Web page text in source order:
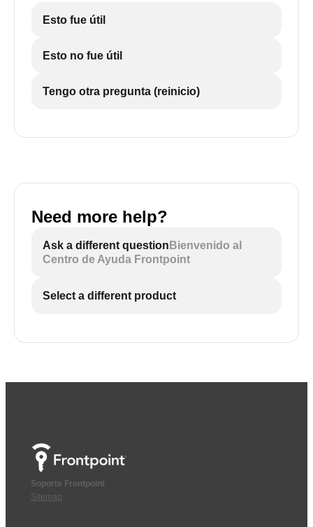
Esto fue útil
Esto no fue útil
Tengo otra pregunta (reinicio)
Need more help?
Ask a different question Bienvenido al
Centro de Ayuda Frontpoint
Select a different product
Soporte Frontpoint
Sitemap